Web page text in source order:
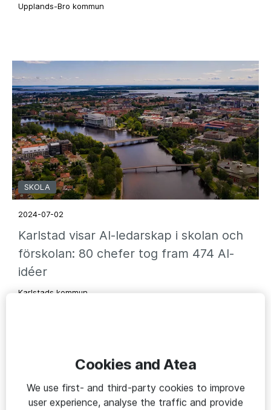
Upplands-Bro kommun
SKOLA
2024-07-02
Karlstad visar AI-ledarskap i skolan och
förskolan: 80 chefer tog fram 474 AI-
idéer
Karlstads kommun
Cookies and Atea
We use first- and third-party cookies to improve
user experience, analyse the traffic and provide